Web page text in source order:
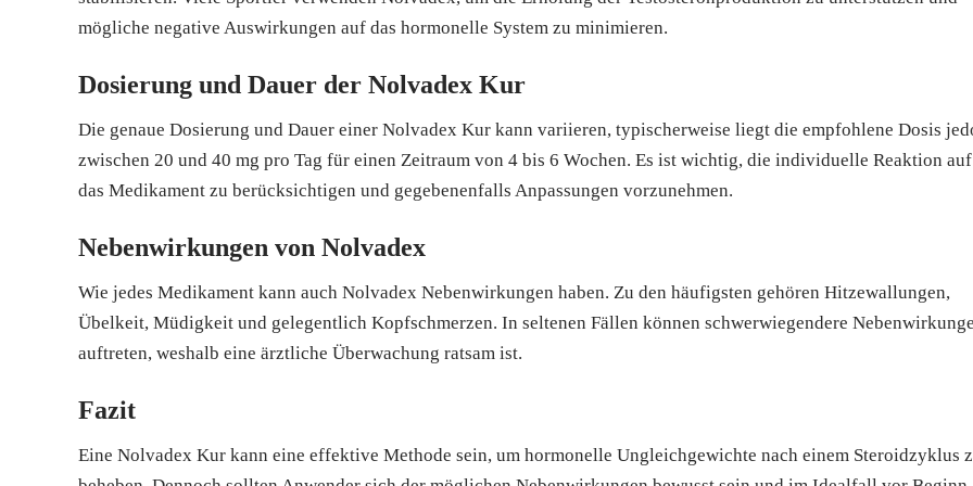
mögliche negative Auswirkungen auf das hormonelle System zu minimieren.
Dosierung und Dauer der Nolvadex Kur
Die genaue Dosierung und Dauer einer Nolvadex Kur kann variieren, typischerweise liegt die empfohlene Dosis
zwischen 20 und 40 mg pro Tag für einen Zeitraum von 4 bis 6 Wochen. Es ist wichtig, die individuelle Reaktion auf
das Medikament zu berücksichtigen und gegebenenfalls Anpassungen vorzunehmen.
Nebenwirkungen von Nolvadex
Wie jedes Medikament kann auch Nolvadex Nebenwirkungen haben. Zu den häufigsten gehören Hitzewallungen,
Übelkeit, Müdigkeit und gelegentlich Kopfschmerzen. In seltenen Fällen können schwerwiegendere
auftreten, weshalb eine ärztliche Überwachung ratsam ist.
Fazit
Eine Nolvadex Kur kann eine effektive Methode sein, um hormonelle Ungleichgewichte nach einem Steroidzyklus